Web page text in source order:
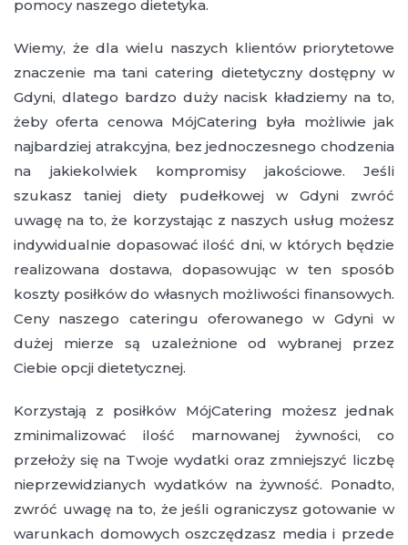
pomocy naszego dietetyka.
Wiemy, że dla wielu naszych klientów priorytetowe
znaczenie ma tani catering dietetyczny dostępny w
Gdyni, dlatego bardzo duży nacisk kładziemy na to,
żeby oferta cenowa MójCatering była możliwie jak
najbardziej atrakcyjna, bez jednoczesnego chodzenia
na jakiekolwiek kompromisy jakościowe. Jeśli
szukasz taniej diety pudełkowej w Gdyni zwróć
uwagę na to, że korzystając z naszych usług możesz
indywidualnie dopasować ilość dni, w których będzie
realizowana dostawa, dopasowując w ten sposób
koszty posiłków do własnych możliwości finansowych.
Ceny naszego cateringu oferowanego w Gdyni w
dużej mierze są uzależnione od wybranej przez
Ciebie opcji dietetycznej.
Korzystają z posiłków MójCatering możesz jednak
zminimalizować ilość marnowanej żywności, co
przełoży się na Twoje wydatki oraz zmniejszyć liczbę
nieprzewidzianych wydatków na żywność. Ponadto,
zwróć uwagę na to, że jeśli ograniczysz gotowanie w
warunkach domowych oszczędzasz media i przede